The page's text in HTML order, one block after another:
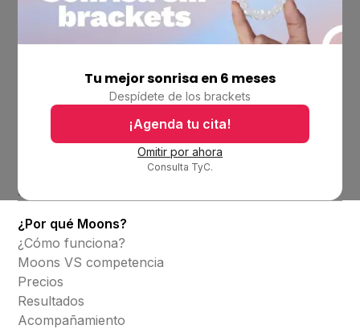
Tu mejor sonrisa en 6 meses
Despídete de los brackets
¡Agenda tu cita!
Omitir por ahora
Consulta TyC.
Alineadores invisibles
¿Por qué Moons?
¿Cómo funciona?
Moons VS competencia
Precios
Resultados
Acompañamiento